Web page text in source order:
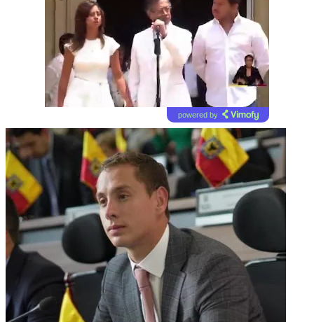
powered by